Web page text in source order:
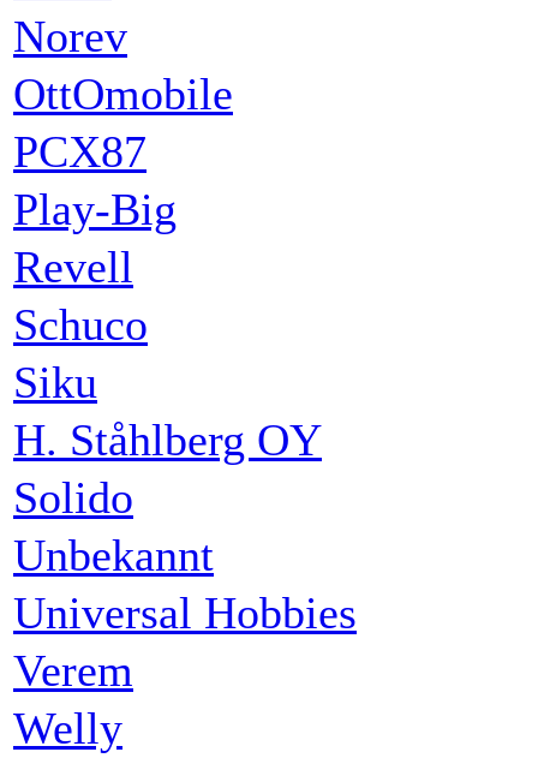
Norev
OttOmobile
PCX87
Play-Big
Revell
Schuco
Siku
H. Ståhlberg OY
Solido
Unbekannt
Universal Hobbies
Verem
Welly